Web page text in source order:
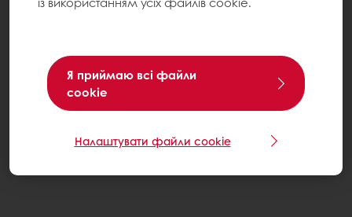
Я приймаю всі файли
cookie
Налаштувати файли cookie